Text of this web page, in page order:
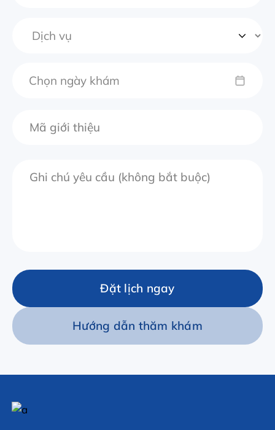
Chọn ngày khám
Đặt lịch ngay
Hướng dẫn thăm khám